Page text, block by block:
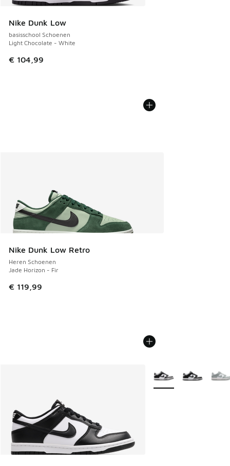
Nike Dunk Low
basisschool Schoenen
Light Chocolate - White
€ 104,99
Nike Dunk Low Retro
Heren Schoenen
Jade Horizon - Fir
€ 119,99
Meer kleuren